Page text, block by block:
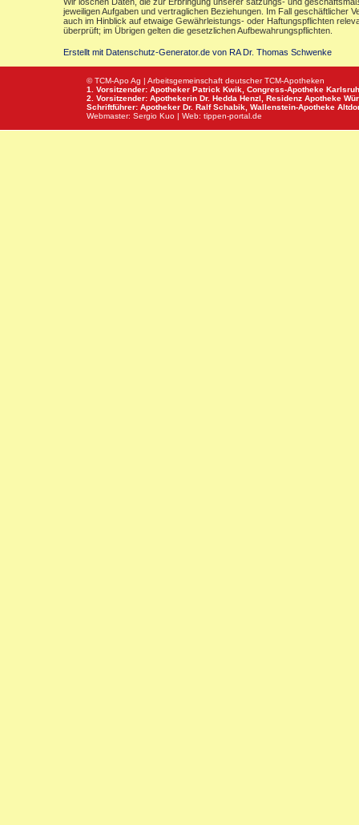
jeweiligen Aufgaben und vertraglichen Beziehungen. Im Fall geschäftlicher
auch im Hinblick auf etwaige Gewährleistungs- oder Haftungspflichten
überprüft; im Übrigen gelten die gesetzlichen Aufbewahrungspflichten.
Erstellt mit Datenschutz-Generator.de von RA Dr. Thomas Schwenke
© TCM-Apo Ag | Arbeitsgemeinschaft deutscher TCM-Apotheken
1. Vorsitzender: Apotheker Patrick Kwik, Congress-Apotheke
2. Vorsitzender: Apothekerin Dr. Hedda Henzl, Residenz Apotheke
Schriftführer: Apotheker Dr. Ralf Schabik, Wallenstein-Apotheke
Webmaster: Sergio Kuo | Web: tippen-portal.de